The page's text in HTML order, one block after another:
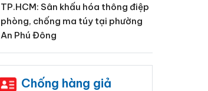
TP.HCM: Sân khấu hóa thông điệp
phòng, chống ma túy tại phường
An Phú Đông
Chống hàng giả